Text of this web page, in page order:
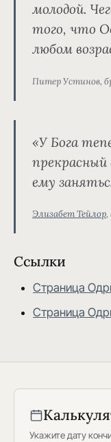
молодой.
того, что
любом
Питер Устинов,
«У Бога
прекрасный
ему
Элизабет Тейлор,
Ссылки
Страница
Страница
Укажите дату